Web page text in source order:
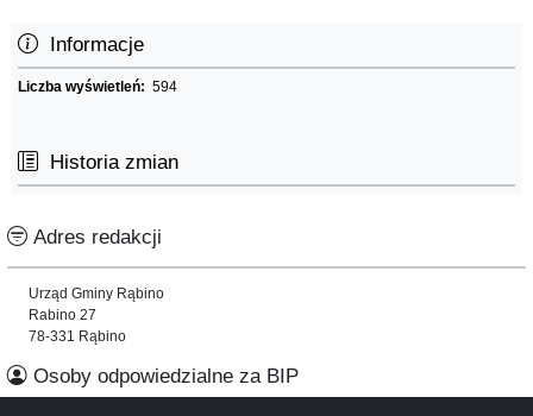
Informacje
Liczba wyświetleń: 594
Historia zmian
Adres redakcji
Urząd Gminy Rąbino
Rabino 27
78-331 Rąbino
Osoby odpowiedzialne za BIP